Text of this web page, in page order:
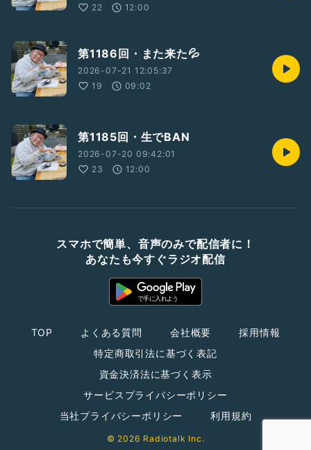
22
12:00
第1186回・また来た💦
2026-07-21 12:05:37
19
09:02
第1185回・生でBAN
2026-07-20 09:42:01
23
12:00
スマホで簡単、音声のみで配信者に！
あなたも今すぐラジオ配信
TOP よくある質問 会社概要
採用情報
特定商取引法に基づく表記
資金決済法に基づく表示
サービスプライバシーポリシー
当社プライバシーポリシー
利用規約
© 2026 Radiotalk Inc.